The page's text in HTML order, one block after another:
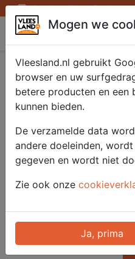
Openingstijden
Vleesland
Pikante
1000 gr.
Mogen we
Vleesland.nl gebruikt
browser en uw
betere producten en een
kunnen bieden.
De verzamelde data
andere doeleinden,
gegeven en wordt niet
Zie ook onze
Ja, prima